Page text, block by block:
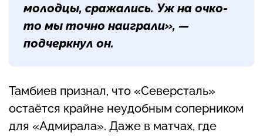
молодцы, сражались. Уж на очко-
то мы точно наиграли», —
подчеркнул он.
Тамбиев признал, что «Северсталь»
остаётся крайне неудобным соперником
для «Адмирала». Даже в матчах, где